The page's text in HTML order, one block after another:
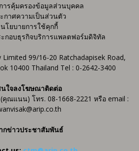
ารคุ้มครองข้อมูลส่วนบุคคล
กาศความเป็นส่วนตัว
นโยบายการใช้คุกกี้
กอบธุรกิจบริการแพลตฟอร์มดิจิทัล
Limited 99/16-20 Ratchadapisek Road,
10400 Thailand Tel : 0-2642-3400
ใจลงโฆษณาติดต่อ
ณแนน) โทร. 08-1668-2221 หรือ email :
กข่าวประชาสัมพันธ์